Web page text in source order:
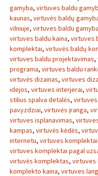
gamyba, virtuves baldu
kaunas, virtuvės baldų
vilniuje, virtuves baldu
virtuves baldu kaina, virtuves
komplektai, virtuvės baldų
virtuves baldu projektavimas,
programa, virtuves baldu
virtuvės dizainas, virtuves
idejos, virtuves interjerai,
stilius spalva detalės,
pavyzdziai, virtuvės įranga,
virtuves isplanavimas,
kampas, virtuvės kėdės,
internetu, virtuves komplektai
virtuves komplektai pagal
virtuvės komplektas, virtuves
komplekto kaina, virtuves